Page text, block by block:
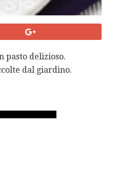
pasto delizioso.
dal giardino.